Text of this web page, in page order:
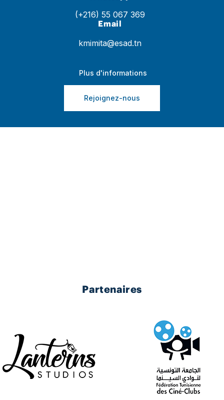
(+216) 55 067 369
Email
kmimita@esad.tn
Plus d'informations
Rejoignez-nous
Partenaires